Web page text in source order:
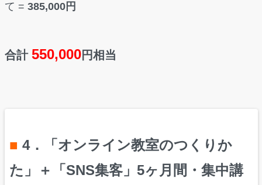
て = 385,000円
合計 550,000円相当
■ 4．「オンライン教室のつくりか
た」＋「SNS集客」5ヶ月間・集中講